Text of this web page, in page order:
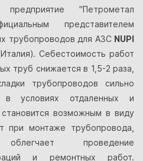
предприятие "Петрометал
представителем
трубопроводов для АЗС NUPI
Себестоимость работ
труб снижается в 1,5-2 раза,
трубопроводов сильно
в условиях отдаленных и
возможным в виду
при монтаже трубопровода,
проведение
и ремонтных работ.